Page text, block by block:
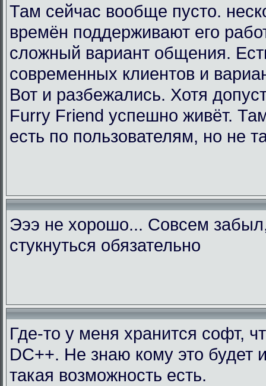
Там сейчас вообще пусто.
времён поддерживают его
сложный вариант общения.
современных клиентов и
Вот и разбежались. Хотя
Furry Friend успешно живёт.
есть по пользователям, но не
Эээ не хорошо... Совсем
стукнуться обязательно
Где-то у меня хранится софт,
DC++. Не знаю кому это будет
такая возможность есть.